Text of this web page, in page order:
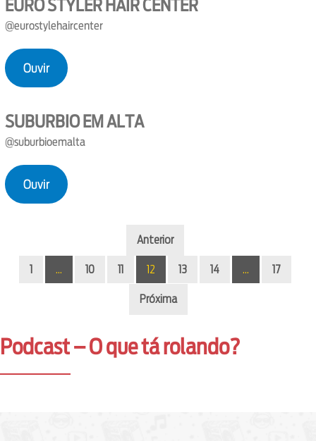
EURO STYLER HAIR CENTER
@eurostylehaircenter
Ouvir
SUBURBIO EM ALTA
@suburbioemalta
Ouvir
Anterior
1 … 10 11 12 13 14 … 17
Próxima
Podcast – O que tá rolando?